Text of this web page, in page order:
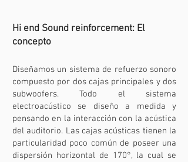
Hi end Sound reinforcement: El
concepto
Diseñamos un sistema de refuerzo sonoro
compuesto por dos cajas principales y dos
subwoofers. Todo el sistema
electroacústico se diseño a medida y
pensando en la interacción con la acústica
del auditorio. Las cajas acústicas tienen la
particularidad poco común de poseer una
dispersión horizontal de 170°, la cual se